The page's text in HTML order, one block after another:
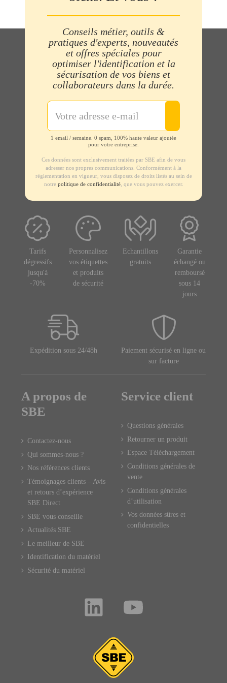
Conseils métier, outils &
pratiques d'experts, nouveautés
et offres spéciales pour
optimiser l'identification et la
sécurisation de vos biens et
collaborateurs dans la durée.
1 email / semaine. 0 spam, 100% haute valeur ajoutée
pour votre entreprise.
Ces données sont exclusivement traitées par SBE afin de vous
adresser nos propres communications. Conformément à la
règlementation en vigueur, vous disposez de droits listés au sein de
notre politique de confidentialité, que vous pouvez exercer.
Tarifs
dégressifs
jusqu'à
-70%
Personnalisez
vos étiquettes
et produits
de sécurité
Echantillons
gratuits
Garantie
échangé ou
remboursé
sous 14
jours
Expédition sous 24/48h
Paiement sécurisé en ligne ou
sur facture
A propos de
SBE
Contactez-nous
Qui sommes-nous ?
Nos références clients
Témoignages clients – Avis
et retours d’expérience
SBE Direct
SBE vous conseille
Actualités SBE
Le meilleur de SBE
Identification du matériel
Sécurité du matériel
Service client
Questions générales
Retourner un produit
Espace Téléchargement
Conditions générales de
vente
Conditions générales
d’utilisation
Vos données sûres et
confidentielles